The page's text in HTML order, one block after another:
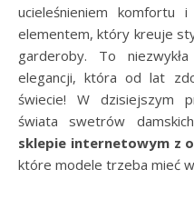
ucieleśnieniem komfortu
elementem, który kreuje
garderoby. To
elegancji, która od lat
świecie! W dzisiejszym
świata swetrów
sklepie internetowym z
które modele trzeba mieć